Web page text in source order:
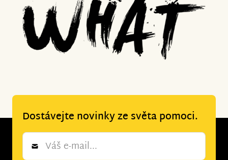
Dostávejte novinky ze světa pomoci.
Newsletter